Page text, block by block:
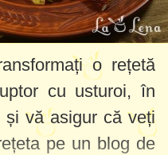
o rețetă
cu usturoi, în
și vă asigur că veți
pe un blog de